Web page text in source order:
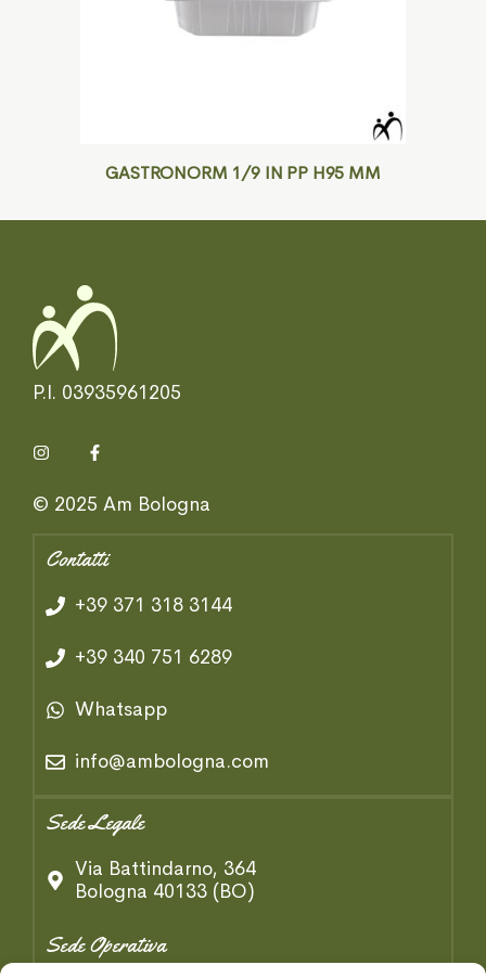
GASTRONORM 1/9 IN PP H95 MM
P.I. 03935961205
© 2025 Am Bologna
Contatti
+39 371 318 3144
+39 340 751 6289
Whatsapp
info@ambologna.com
Sede Legale
Via Battindarno, 364
Bologna 40133 (BO)
Sede Operativa